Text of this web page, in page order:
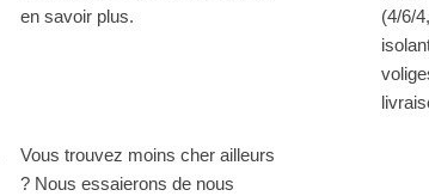
en savoir plus.
(4/6/
Vous trouvez moins cher ailleurs
? Nous essaierons de nous